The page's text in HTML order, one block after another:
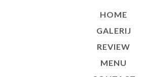
HOME
GALERIJ
REVIEW
MENU